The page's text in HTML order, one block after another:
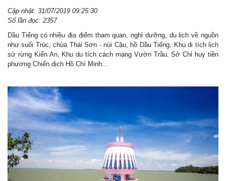
Cập nhật: 31/07/2019 09:25:30
Số lần đọc: 2357
Dầu Tiếng có nhiều địa điểm tham quan, nghỉ dưỡng, du lịch về nguồn
như suối Trúc, chùa Thái Sơn - núi Cậu, hồ Dầu Tiếng, Khu di tích lịch
sử rừng Kiến An, Khu du tích cách mạng Vườn Trầu, Sở Chỉ huy tiền
phương Chiến dịch Hồ Chí Minh…